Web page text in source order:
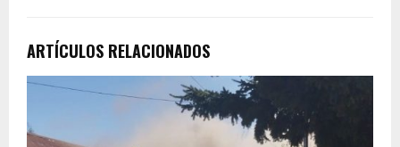
ARTÍCULOS RELACIONADOS